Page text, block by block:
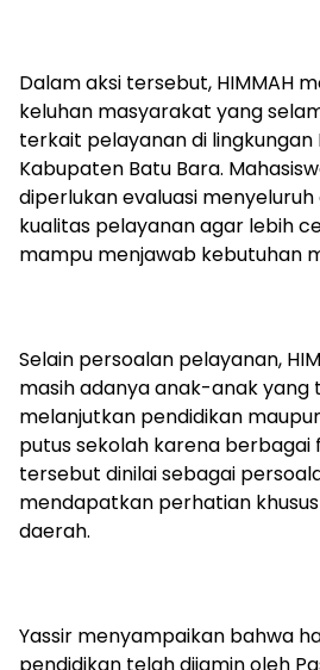
Dalam aksi tersebut, HIMMAH
keluhan masyarakat yang
terkait pelayanan di lingkungan
Kabupaten Batu Bara.
diperlukan evaluasi
kualitas pelayanan agar lebih
mampu menjawab kebutuhan
Selain persoalan pelayanan,
masih adanya anak-anak yang
melanjutkan pendidikan
putus sekolah karena berbagai
tersebut dinilai sebagai
mendapatkan perhatian
daerah.
Yassir menyampaikan bahwa